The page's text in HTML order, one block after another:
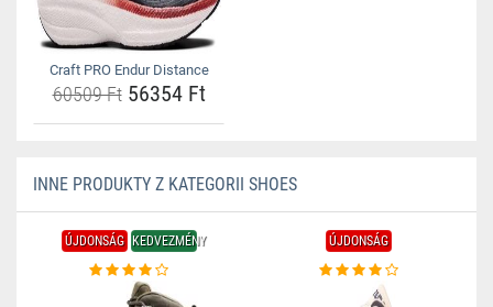
Craft PRO Endur Distance
60509 Ft56354 Ft
INNE PRODUKTY Z KATEGORII SHOES
ÚJDONSÁG KEDVEZMÉNY ÚJDONSÁG